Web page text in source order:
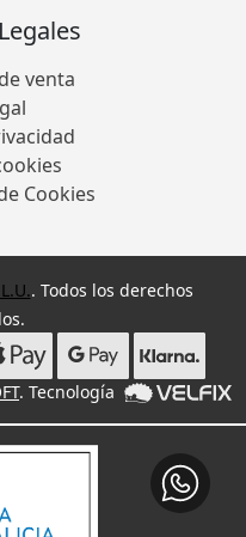
venta
Cookies
. Todos los derechos
. Tecnología